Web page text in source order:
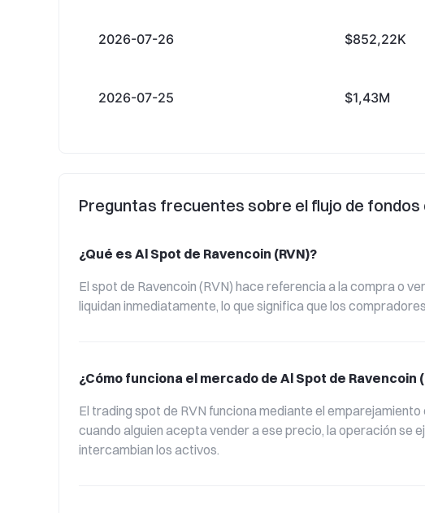
2026-07-26 $852,22K
2026-07-25 $1,43M
Preguntas frecuentes sobre el flujo de fondos
¿Qué es Al Spot de Ravencoin (RVN)?
El spot de Ravencoin (RVN) hace referencia a la compra o
liquidan inmediatamente, lo que significa que los
¿Cómo funciona el mercado de Al Spot de Ravencoin
El trading spot de RVN funciona mediante el
cuando alguien acepta vender a ese precio, la operación se
intercambian los activos.